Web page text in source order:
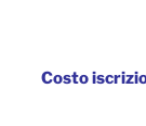
Costo